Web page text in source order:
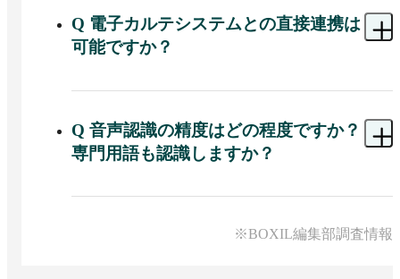
マートフォンがあれば利用可能です。
Q 電子カルテシステムとの直接連携は
可能ですか？
A 現時点では、他の医療システムとの直接的な連
Q 音声認識の精度はどの程度ですか？
専門用語も認識しますか？
A 医師や看護師が、日常的に使用する専門用語や
載に十分な高い精度で認識可能です。ただし、一
※BOXIL編集部調査情報